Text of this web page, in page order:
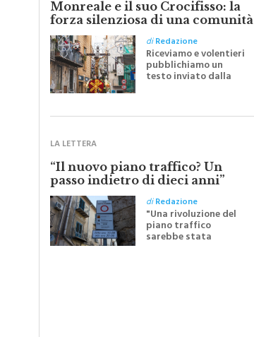
Monreale e il suo Crocifisso: la
forza silenziosa di una comunità
diRedazione
Riceviamo e volentieri
pubblichiamo un
testo inviato dalla
all'indomani della
“Il nuovo piano traffico? Un
passo indietro di dieci anni”
diRedazione
"Una rivoluzione del
piano traffico
sarebbe stata